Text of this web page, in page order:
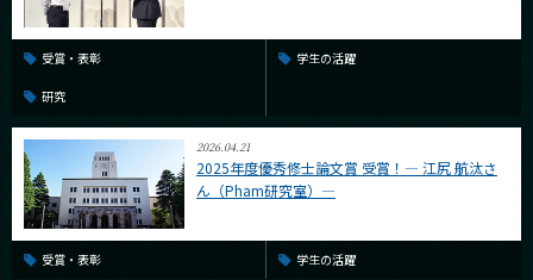
受賞・表彰 学生の活躍
研究
2026.04.21
2025年度優秀修士論文賞 受賞！― 江尻 航汰さ
ん（Pham研究室）―
受賞・表彰 学生の活躍